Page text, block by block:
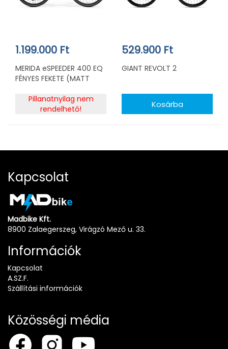
1.199.000 Ft
MERIDA eSPEEDER 400 EQ
FÉNYES FEKETE (MATT
Pillanatnyilag nem
rendelhető!
529.900 Ft
GIANT REVOLT 2
Kapcsolat
Madbike Kft.
8900 Zalaegerszeg, Virágzó Mező u. 33.
Információk
Kapcsolat
A.SZ.F.
Szállítási információk
Közösségi média